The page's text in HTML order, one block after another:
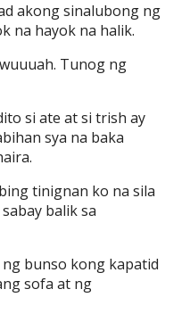
akong sinalubong ng
na hayok na halik.
Tunog ng
si ate at si trish ay
sya na baka
tinignan ko na sila
balik sa
bunso kong kapatid
sofa at ng